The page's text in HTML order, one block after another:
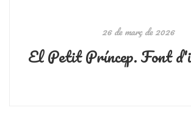
26 de març de 2026